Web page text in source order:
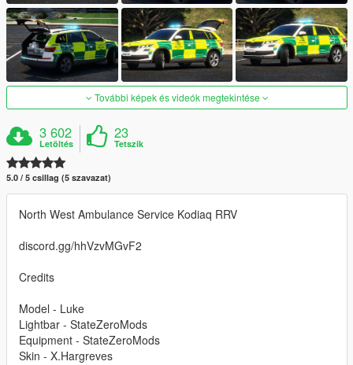
További képek és videók megtekintése
3 602
Letöltés
23
Tetszik
5.0 / 5 csillag (5 szavazat)
North West Ambulance Service Kodiaq RRV
discord.gg/hhVzvMGvF2
Credits
Model - Luke
Lightbar - StateZeroMods
Equipment - StateZeroMods
Skin - X.Hargreves